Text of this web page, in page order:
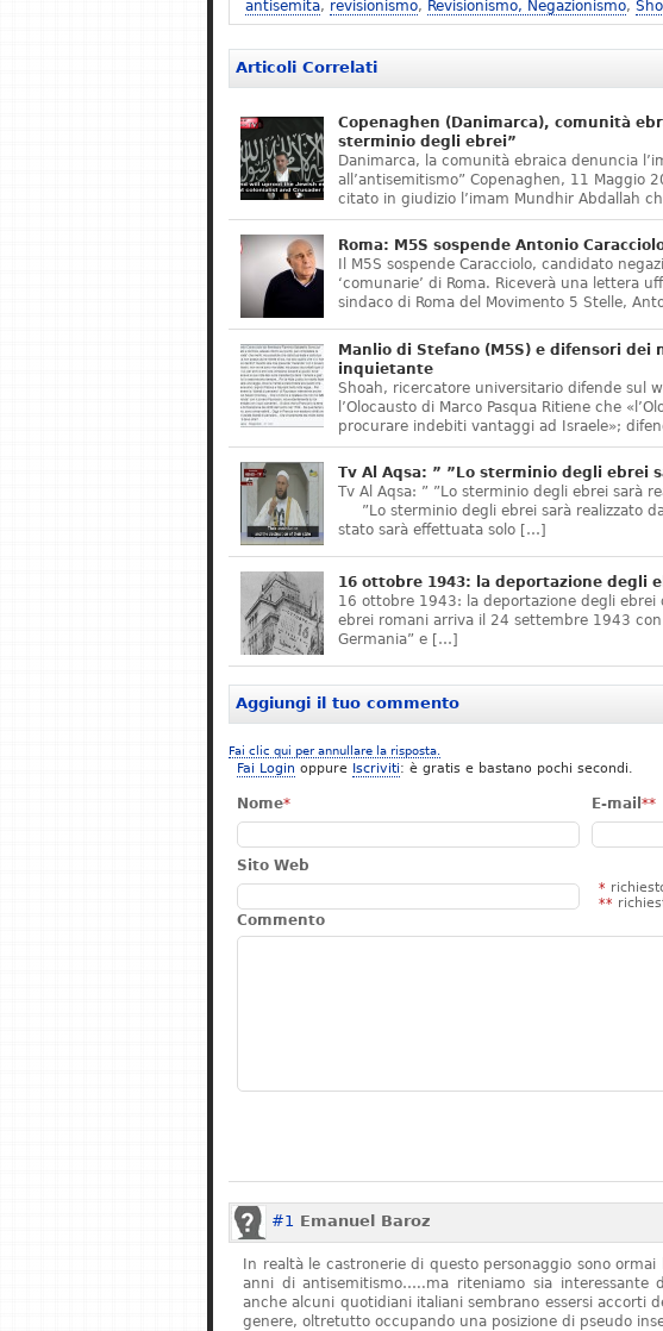
antisemita, revisionismo, Revisionismo, Negazionismo,
Articoli Correlati
Copenaghen (Danimarca), comunità
sterminio degli ebrei”
Danimarca, la comunità ebraica denuncia
all’antisemitismo” Copenaghen, 11 Maggio
citato in giudizio l’imam Mundhir Abdallah
Roma: M5S sospende Antonio
Il M5S sospende Caracciolo, candidato
‘comunarie’ di Roma. Riceverà una lettera
sindaco di Roma del Movimento 5 Stelle,
Manlio di Stefano (M5S) e difensori dei
inquietante
Shoah, ricercatore universitario difende sul
l’Olocausto di Marco Pasqua Ritiene che
procurare indebiti vantaggi ad Israele»;
Tv Al Aqsa: ” ”Lo sterminio degli ebrei
Tv Al Aqsa: ” ”Lo sterminio degli ebrei sarà
”Lo sterminio degli ebrei sarà realizzato
stato sarà effettuata solo […]
16 ottobre 1943: la deportazione degli
16 ottobre 1943: la deportazione degli ebrei
ebrei romani arriva il 24 settembre 1943
Germania” e […]
Aggiungi il tuo commento
Fai clic qui per annullare la risposta.
Fai Login oppure Iscriviti: è gratis e bastano pochi secondi.
Nome* E-mail **
Sito Web
*
**
Commento
#1 Emanuel Baroz
In realtà le castronerie di questo personaggio sono
anni di antisemitismo…..ma riteniamo sia interessante
anche alcuni quotidiani italiani sembrano essersi accorti
genere, oltretutto occupando una posizione di pseudo